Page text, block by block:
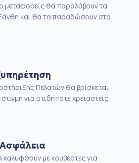
μεταφορείς θα παραλάβουν τα
και θα τα παραδώσουν στο
Πελατών θα βρίσκεται
για οτιδήποτε χρειαστείς.
με κουβέρτες για